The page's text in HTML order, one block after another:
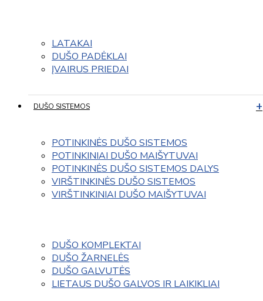
LATAKAI
DUŠO PADĖKLAI
ĮVAIRUS PRIEDAI
DUŠO SISTEMOS
POTINKINĖS DUŠO SISTEMOS
POTINKINIAI DUŠO MAIŠYTUVAI
POTINKINĖS DUŠO SISTEMOS DALYS
VIRŠTINKINĖS DUŠO SISTEMOS
VIRŠTINKINIAI DUŠO MAIŠYTUVAI
DUŠO KOMPLEKTAI
DUŠO ŽARNELĖS
DUŠO GALVUTĖS
LIETAUS DUŠO GALVOS IR LAIKIKLIAI